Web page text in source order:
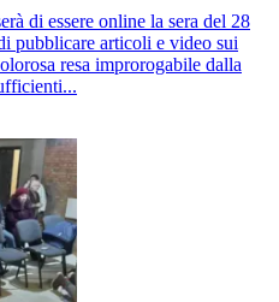
di essere online la sera del 28
pubblicare articoli e video sui
resa improrogabile dalla